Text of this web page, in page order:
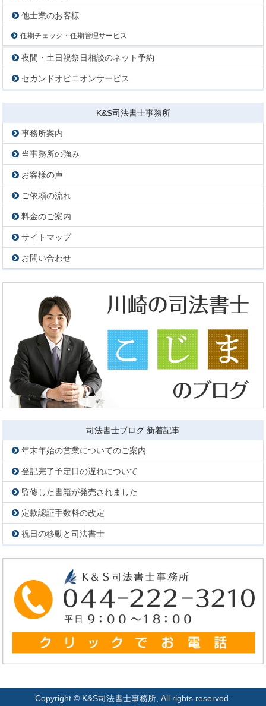
他士業のお客様
任期チェック・任期管理サービス
夜間・土日祝祭日相談のネット予約
セカンドオピニオンサービス
K&S司法書士事務所
事務所案内
当事務所の強み
お客様の声
ご依頼の流れ
料金のご案内
サイトマップ
お問い合わせ
司法書士ブログ 新着記事
年末年始の営業についてのご案内
登記完了予定日の遅れについて
監修した書籍が発売されました
定款認証手数料の改定
祝日の移動と司法書士
Copyright © K&S司法書士事務所, All rights reserved.